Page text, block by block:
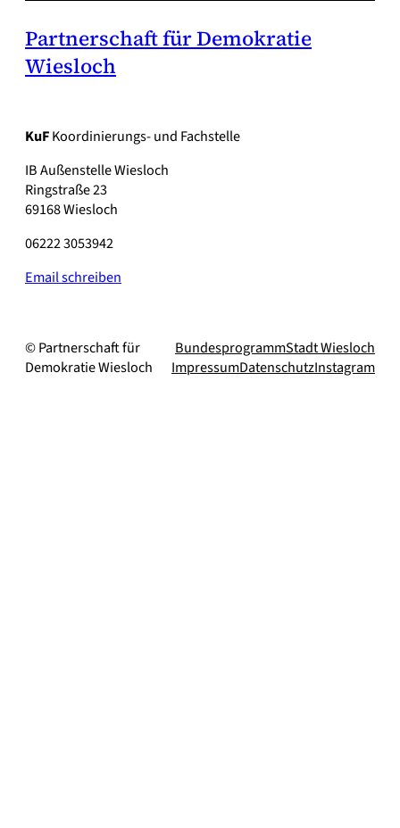
Partnerschaft für Demokratie
Wiesloch
KuFKoordinierungs- und Fachstelle
IB Außenstelle Wiesloch
Ringstraße 23
69168 Wiesloch
06222 3053942
Email schreiben
© Partnerschaft für
Demokratie Wiesloch
BundesprogrammStadt Wiesloch
ImpressumDatenschutzInstagram